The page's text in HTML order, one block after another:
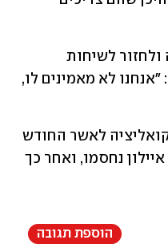
הוספת תגובה